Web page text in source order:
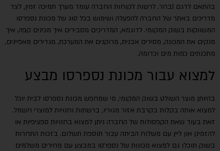
בהתאם לדגם נבחר. לרשות לקוחות החברה עומד מערך תמיכה זמין, לצד
מדריכים באתר של החברה להפעלה ושימוש בכל סוג של מכונת נספרסו
המשווקות בשוק המקומי. לדוגמא, המדריכים מסבירים איך מכינים קפה, איך
מנקים את המכונה, מסירים אבנית, מרוקנים את המערכת, מגדירים מאפיינים,
מתכנתים כמות מים וכדומה.
למצוא עבור מכונת נספרסו מבצע
בהיותן מוצר השולט בשוק המקומי, מי שמחפש מכונת נספרסו לבית יוכל
למצוא אותה בקלות בקרבת אזור מגוריו, ברשתות וחנויות למוצרי חשמל.
זאת בעוד שאת הקפסולות של החברה ניתן למצוא בחנויות ספציפיות או
להזמינן און ליין עם משלוח הביתה עבור תוספת תשלום. בזכות התחרות
בשוק תוכלו גם למצוא מכונות של נספרסו במבצע עם מחירים משלמים